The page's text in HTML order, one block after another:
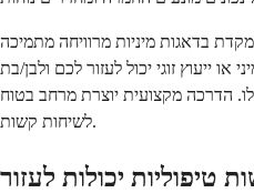
בדאגות מיניות מרוויחה מתמיכה
ייעוץ זוגי יכול לעזור לכם ולבן/בת
הדרכה מקצועית יוצרת מרחב בטוח
לשיחות קשות.